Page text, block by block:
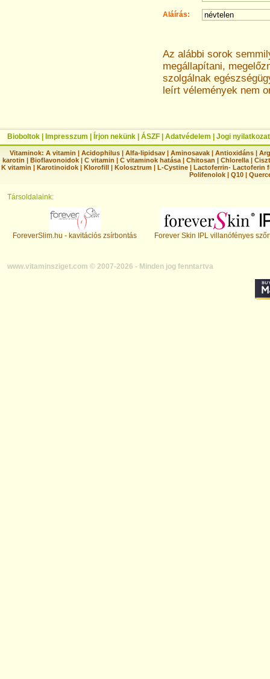
Aláírás:
Az alábbi sorok
megállapítani,
szolgálnak
leírt vélemények nem
Bioboltok Impresszum Írjon nekünk ÁSZF Adatvédelem Jogi nyilatkozat
Vitaminok: A vitamin |Acidophilus |Alfa-lipidsav |Aminosavak |Antioxidáns |
karotin | Bioflavonoidok | C vitamin | C vitaminok hatása | Chitosan | Chlorella |
K vitamin | Karotinoidok | Klorofill | Kolosztrum | L-Cystine | Lactoferrin- Lactoferin
Polifenolok |Q10 |
Társoldalaink:
ForeverSlim.hu - kavitációs zsírbontás Forever Skin IPL villanófényes
www.vitaminsziget.com © 2007-2026 - Minden jog fenntartva